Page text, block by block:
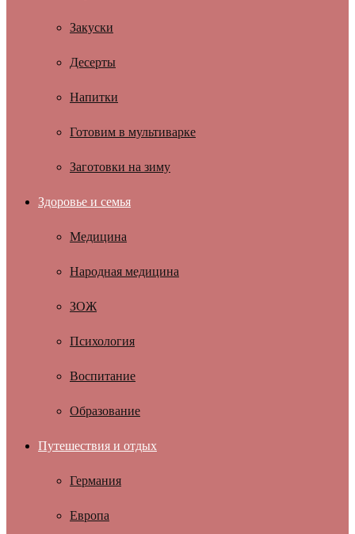
Закуски
Десерты
Напитки
Готовим в мультиварке
Заготовки на зиму
Здоровье и семья
Медицина
Народная медицина
ЗОЖ
Психология
Воспитание
Образование
Путешествия и отдых
Германия
Европа